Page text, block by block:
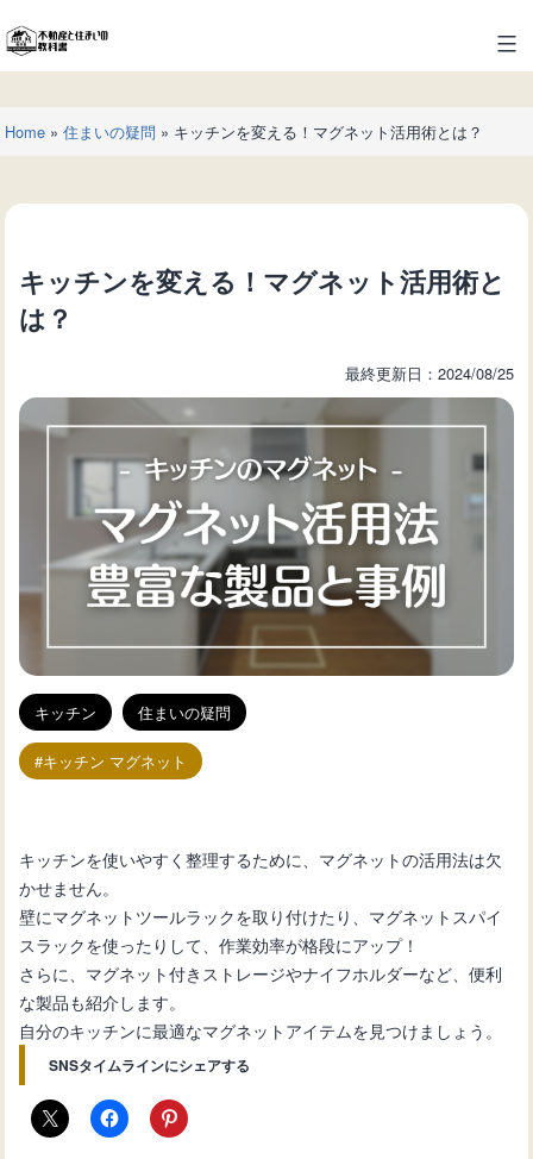
ン
テ
ツ
へ
キ
不
動
産
と
住
い
Home» 住まいの疑問 » キッチンを変える！マグネット活用術とは？
キッチンを変える！マグネット活用術と
は？
最終更新日：2024/08/25
キッチン 住まいの疑問
キッチン マグネット
キッチンを使いやすく整理するために、マグネットの活用法は欠
かせません。
壁にマグネットツールラックを取り付けたり、マグネットスパイ
スラックを使ったりして、作業効率が格段にアップ！
さらに、マグネット付きストレージやナイフホルダーなど、便利
な製品も紹介します。
自分のキッチンに最適なマグネットアイテムを見つけましょう。
SNSタイムラインにシェアする